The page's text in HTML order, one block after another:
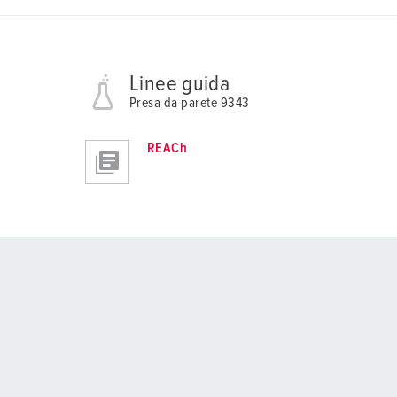
Linee guida
Presa da parete 9343
REACh